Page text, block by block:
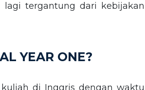
tergantung dari kebijakan
YEAR ONE?
di Inggris dengan waktu